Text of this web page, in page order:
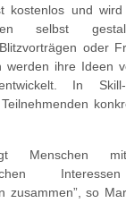
kostenlos und
selbst
oder
werden ihre Ideen
In Skill-
Menschen
zusammen”, so